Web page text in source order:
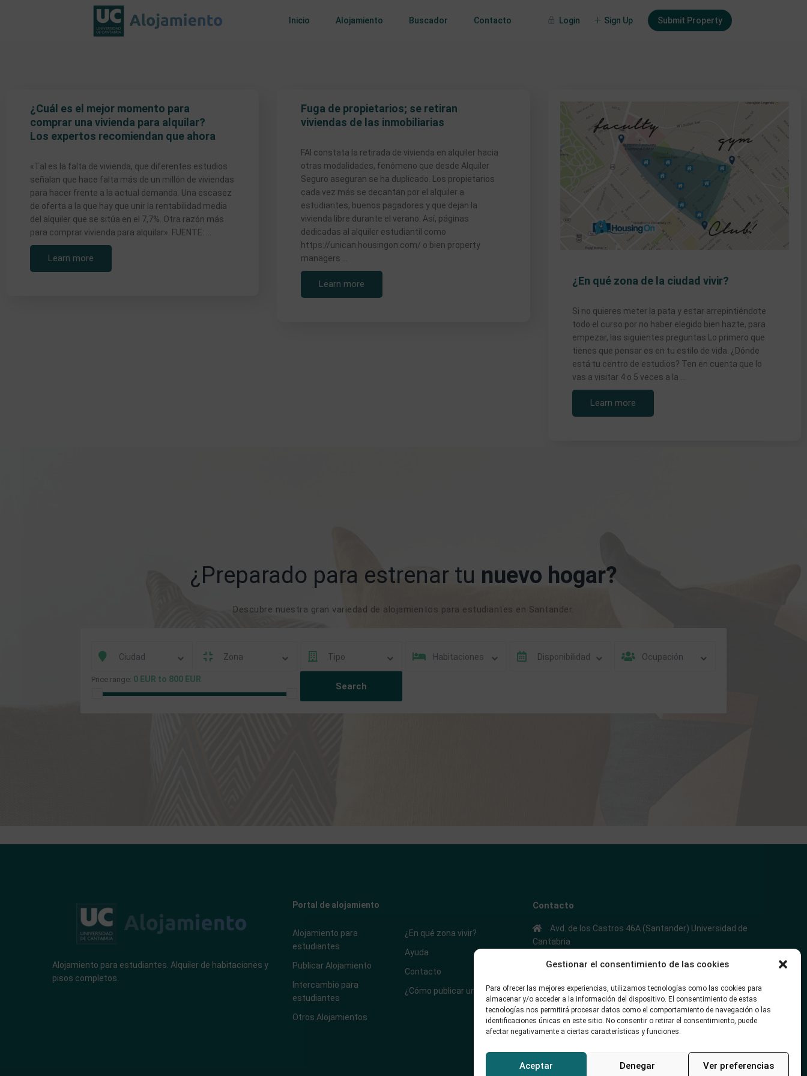
Gestionar el consentimiento de las cookies
Para ofrecer las mejores experiencias, utilizamos tecnologías como las cookies para
almacenar y/o acceder a la información del dispositivo. El consentimiento de estas
tecnologías nos permitirá procesar datos como el comportamiento de navegación o las
identificaciones únicas en este sitio. No consentir o retirar el consentimiento, puede
afectar negativamente a ciertas características y funciones.
Aceptar Denegar Ver preferencias
Login Sign Up Submit Property
Inicio Alojamiento Buscador Contacto
Price range: 0 EUR to 800 EUR
¿Cuál es el mejor momento para
comprar una vivienda para alquilar?
Los expertos recomiendan que ahora
«Tal es la falta de vivienda, que diferentes estudios
señalan que hace falta más de un millón de viviendas
para hacer frente a la actual demanda. Una escasez
de oferta a la que hay que unir la rentabilidad media
del alquiler que se sitúa en el 7,7%. Otra razón más
para comprar vivienda para alquilar». FUENTE: …
Learn more
Fuga de propietarios; se retiran
viviendas de las inmobiliarias
FAI constata la retirada de vivienda en alquiler hacia
otras modalidades, fenómeno que desde Alquiler
Seguro aseguran se ha duplicado. Los propietarios
cada vez más se decantan por el alquiler a
estudiantes, buenos pagadores y que dejan la
vivienda libre durante el verano. Así, páginas
dedicadas al alquiler estudiantil como
https://unican.housingon.com/ o bien property
managers …
Learn more ¿En qué zona de la ciudad vivir?
Si no quieres meter la pata y estar arrepintiéndote
todo el curso por no haber elegido bien hazte, para
empezar, las siguientes preguntas Lo primero que
tienes que pensar es en tu estilo de vida. ¿Dónde
está tu centro de estudios? Ten en cuenta que lo
vas a visitar 4 o 5 veces a la …
Learn more
¿Preparado para estrenar tu nuevo hogar?
Descubre nuestra gran variedad de alojamientos para estudiantes en Santander.
Ciudad Zona Tipo Habitaciones Disponibilidad Ocupación
Price range: 0 EUR to 800 EUR
Alojamiento para estudiantes. Alquiler de habitaciones y
pisos completos.
Portal de alojamiento
Alojamiento para
estudiantes
Publicar Alojamiento
Intercambio para
estudiantes
Otros Alojamientos
¿En qué zona vivir?
Ayuda
Contacto
¿Cómo publicar un anuncio?
Contacto
Avd. de los Castros 46A (Santander) Universidad de
Cantabria
+34942035704